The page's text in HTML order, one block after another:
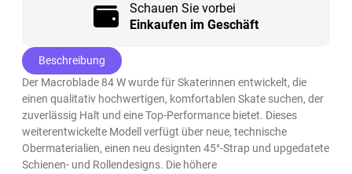
Schauen Sie vorbei
Einkaufen im Geschäft
Beschreibung
Der Macroblade 84 W wurde für Skaterinnen entwickelt, die
einen qualitativ hochwertigen, komfortablen Skate suchen, der
zuverlässig Halt und eine Top-Performance bietet. Dieses
weiterentwickelte Modell verfügt über neue, technische
Obermaterialien, einen neu designten 45°-Strap und upgedatete
Schienen- und Rollendesigns. Die höhere